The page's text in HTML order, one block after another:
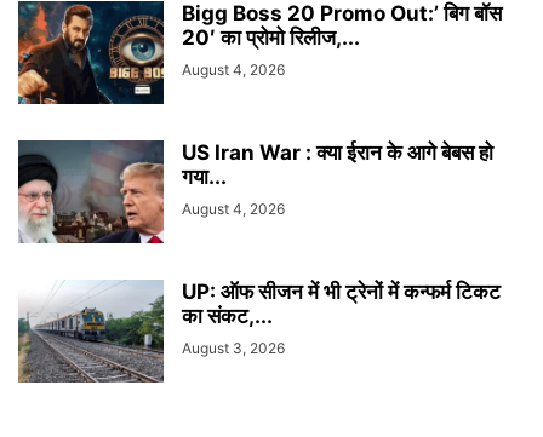
Bigg Boss 20 Promo Out:’ बिग बॉस
20′ का प्रोमो रिलीज,...
August 4, 2026
US Iran War : क्या ईरान के आगे बेबस हो
गया...
August 4, 2026
UP: ऑफ सीजन में भी ट्रेनों में कन्फर्म टिकट
का संकट,...
August 3, 2026